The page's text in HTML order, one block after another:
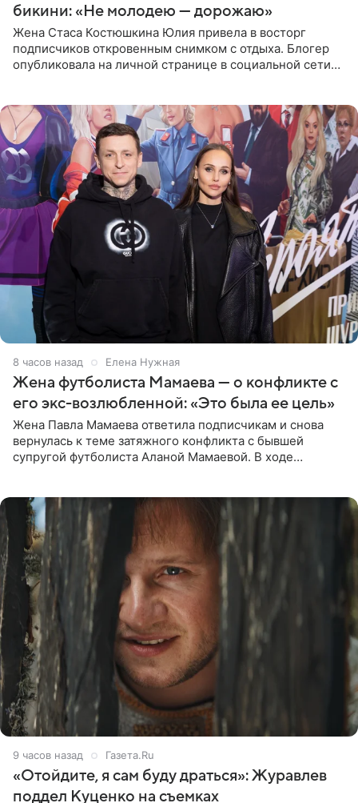
бикини: «Не молодею — дорожаю»
Жена Стаса Костюшкина Юлия привела в восторг
подписчиков откровенным снимком с отдыха. Блогер
опубликовала на личной странице в социальной сети
8 часов назад Елена Нужная
Жена футболиста Мамаева — о конфликте с
его экс-возлюбленной: «Это была ее цель»
Жена Павла Мамаева ответила подписчикам и снова
вернулась к теме затяжного конфликта с бывшей
супругой футболиста Аланой Мамаевой. В ходе
9 часов назад Газета.Ru
«Отойдите, я сам буду драться»: Журавлев
поддел Куценко на съемках